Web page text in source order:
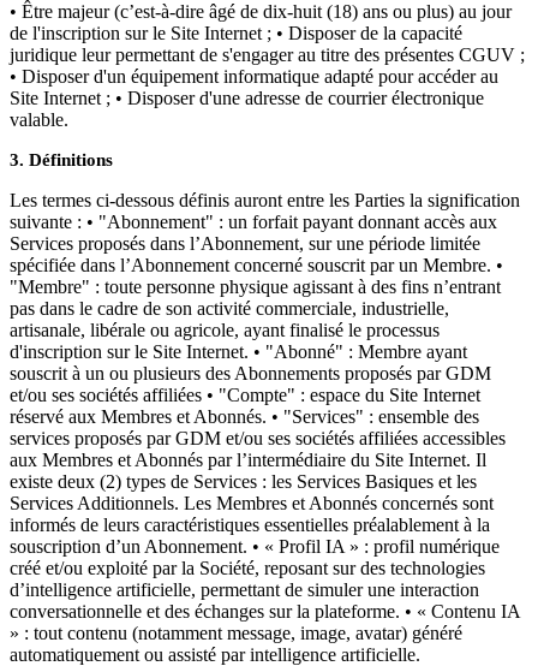
• Être majeur (c’est-à-dire âgé de dix-huit (18) ans ou plus) au jour
de l'inscription sur le Site Internet ; • Disposer de la capacité
juridique leur permettant de s'engager au titre des présentes CGUV ;
• Disposer d'un équipement informatique adapté pour accéder au
Site Internet ; • Disposer d'une adresse de courrier électronique
valable.
3. Définitions
Les termes ci-dessous définis auront entre les Parties la signification
suivante : • "Abonnement" : un forfait payant donnant accès aux
Services proposés dans l’Abonnement, sur une période limitée
spécifiée dans l’Abonnement concerné souscrit par un Membre. •
"Membre" : toute personne physique agissant à des fins n’entrant
pas dans le cadre de son activité commerciale, industrielle,
artisanale, libérale ou agricole, ayant finalisé le processus
d'inscription sur le Site Internet. • "Abonné" : Membre ayant
souscrit à un ou plusieurs des Abonnements proposés par GDM
et/ou ses sociétés affiliées • "Compte" : espace du Site Internet
réservé aux Membres et Abonnés. • "Services" : ensemble des
services proposés par GDM et/ou ses sociétés affiliées accessibles
aux Membres et Abonnés par l’intermédiaire du Site Internet. Il
existe deux (2) types de Services : les Services Basiques et les
Services Additionnels. Les Membres et Abonnés concernés sont
informés de leurs caractéristiques essentielles préalablement à la
souscription d’un Abonnement. • « Profil IA » : profil numérique
créé et/ou exploité par la Société, reposant sur des technologies
d’intelligence artificielle, permettant de simuler une interaction
conversationnelle et des échanges sur la plateforme. • « Contenu IA
» : tout contenu (notamment message, image, avatar) généré
automatiquement ou assisté par intelligence artificielle.